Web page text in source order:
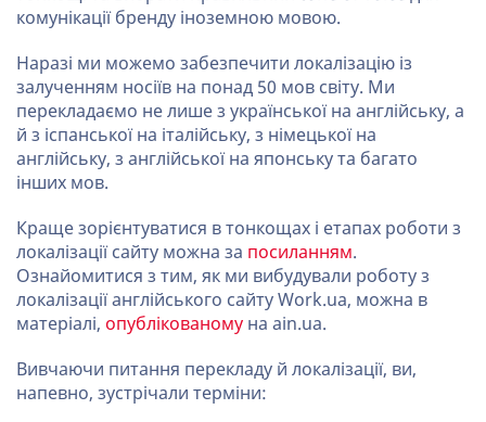
комунікації бренду іноземною мовою.
Наразі ми можемо забезпечити локалізацію із
залученням носіїв на понад 50 мов світу. Ми
перекладаємо не лише з української на англійську, а
й з іспанської на італійську, з німецької на
англійську, з англійської на японську та багато
інших мов.
Краще зорієнтуватися в тонкощах і етапах роботи з
локалізації сайту можна за посиланням.
Ознайомитися з тим, як ми вибудували роботу з
локалізації англійського сайту Work.ua, можна в
матеріалі, опублікованому на ain.ua.
Вивчаючи питання перекладу й локалізації, ви,
напевно, зустрічали терміни: